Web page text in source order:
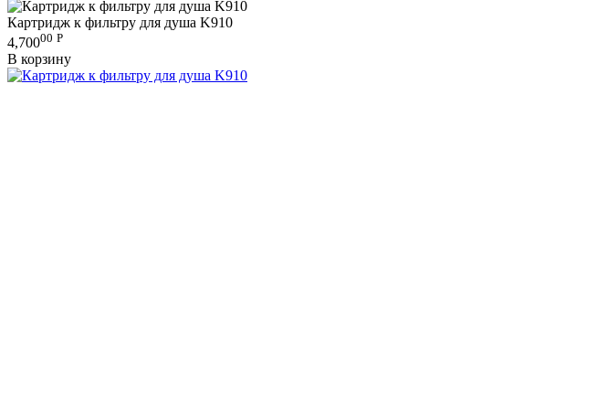
Картридж к фильтру для душа K910
4,70000 Р
В корзину